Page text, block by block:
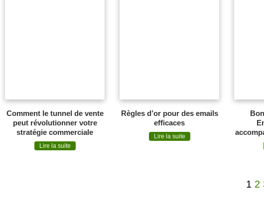
Comment le tunnel de vente
peut révolutionner votre
stratégie commerciale
Lire la suite
Règles d’or pour des emails
efficaces
Lire la suite
1 2